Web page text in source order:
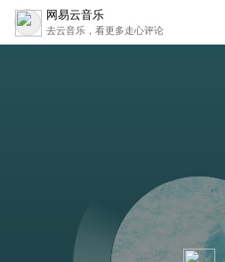
网易云音乐
去云音乐，看更多走心评论